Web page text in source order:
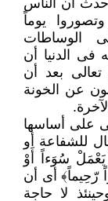
حدث أن الناس
يوماً
الوساطات
الدنيا أن
بعد أن
عن الخونة
على أساسها
للشفاعة أو
يَعْمَلْ سُوَءاً أَوْ
رّحِيماً﴾ أى أن
لا حاجة